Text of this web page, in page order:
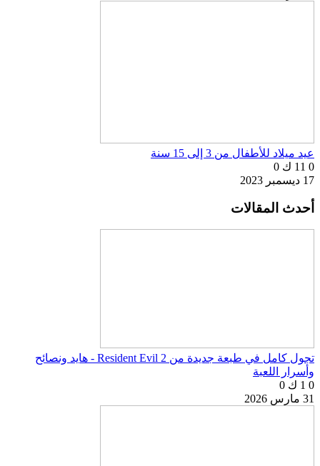
عيد ميلاد للأطفال من 3 إلى 15 سنة
0 11 ك
0
17 ديسمبر 2023
أحدث المقالات
تجول كامل في طبعة جديدة من Resident Evil 2 - هايد ونصائح
وأسرار اللعبة
0 1 ك
0
31 مارس 2026